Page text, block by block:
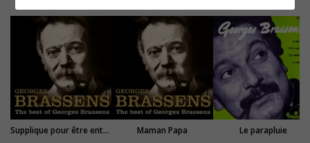
Supplique pour être enterré à la plage de Sète Maman Papa Le parapluie